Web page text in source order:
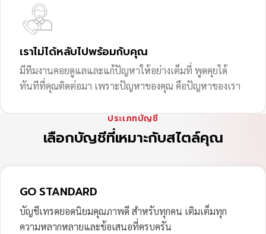
เราไม่ได้หลับไปพร้อมกับคุณ
มีทีมงานคอยดูแลและแก้ปัญหาให้อย่างเต็มที่ พูดคุยได้
ทันทีที่คุณติดต่อมา เพราะปัญหาของคุณ คือปัญหาของเรา
ประเภทบัญชี
เลือกบัญชีที่เหมาะกับสไตล์คุณ
GO STANDARD
บัญชีเทรดยอดนิยมคุณภาพดี สำหรับทุกคน เติมเต็มทุก
ความหลากหลายและข้อเสนอที่ครบครัน